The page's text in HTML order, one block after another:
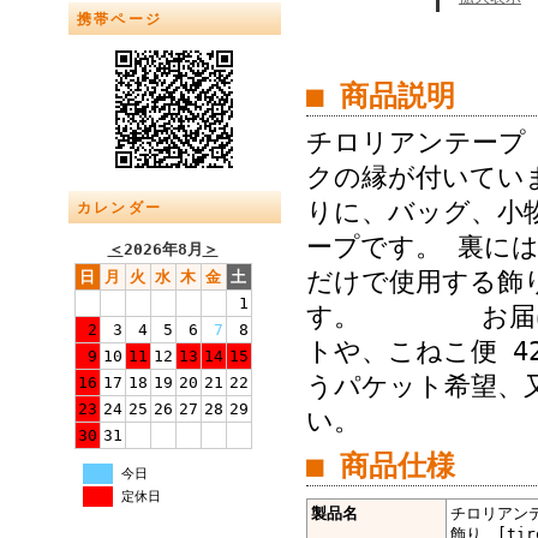
携帯ページ
カレンダー
＜2026年8月 ＞
日
月 火 水 木 金 土
1
2
3 4 5 6 7
8
9 10 11 12 13 14 15
16 17 18 19 20 21 22
23 24 25 26 27 28 29
30 31
今日
定休日
■ 商品説明
チロリアンテー
クの縁が付いて
りに、バッグ、
ープです。 裏に
だけで使用する飾
す。 お届けが
トや、こねこ便
うパケット希望
い。
■ 商品仕様
製品名
チロリア
飾り